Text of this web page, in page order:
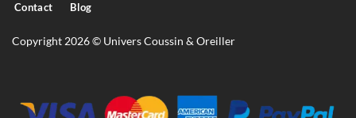
Contact Blog
Copyright 2026 © Univers Coussin & Oreiller